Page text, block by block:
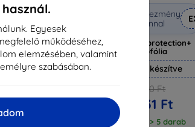
Egyesek
működéséhez,
elemzésében, valamint
szabásában.
Kedvezmény
kuponnal
Matt védőüveg
készítve
951 Ft
> 5 darab
Kedvezmény
kuponnal
3mk Silverprotection+
védőfólia
Méretre készítve
6 590 Ft
5 931 Ft
Raktáron > 5 darab